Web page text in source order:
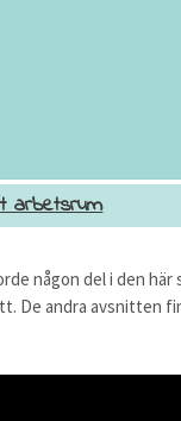
arbetsrum
någon del i den här
De andra avsnitten